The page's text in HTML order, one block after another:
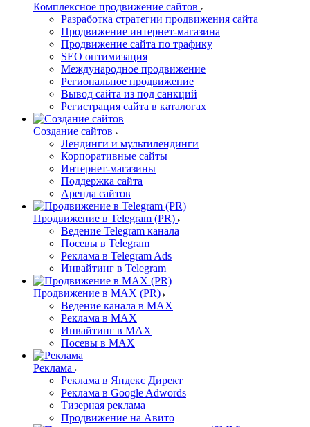
Комплексное продвижение сайтов
Разработка стратегии продвижения сайта
Продвижение интернет-магазина
Продвижение сайта по трафику
SEO оптимизация
Международное продвижение
Региональное продвижение
Вывод сайта из под санкций
Регистрация сайта в каталогах
Создание сайтов
Лендинги и мультилендинги
Корпоративные сайты
Интернет-магазины
Поддержка сайта
Аренда сайтов
Продвижение в Telegram (PR)
Ведение Telegram канала
Посевы в Telegram
Реклама в Telegram Ads
Инвайтинг в Telegram
Продвижение в MAX (PR)
Ведение канала в MAX
Реклама в MAX
Инвайтинг в MAX
Посевы в MAX
Реклама
Реклама в Яндекс Директ
Реклама в Google Adwords
Тизерная реклама
Продвижение на Авито